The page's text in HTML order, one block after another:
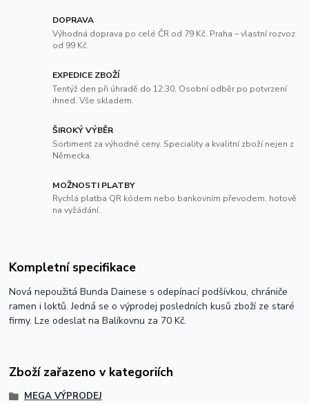
DOPRAVA
Výhodná doprava po celé ČR od 79 Kč. Praha – vlastní rozvoz
od 99 Kč.
EXPEDICE ZBOŽÍ
Tentýž den při úhradě do 12:30. Osobní odběr po potvrzení
ihned. Vše skladem.
ŠIROKÝ VÝBĚR
Sortiment za výhodné ceny. Speciality a kvalitní zboží nejen z
Německa.
MOŽNOSTI PLATBY
Rychlá platba QR kódem nebo bankovním převodem, hotově
na vyžádání.
Kompletní specifikace
Nová nepoužitá Bunda Dainese s odepínací podšívkou, chrániče
ramen i loktů. Jedná se o výprodej posledních kusů zboží ze staré
firmy. Lze odeslat na Balíkovnu za 70 Kč.
Zboží zařazeno v kategoriích
MEGA VÝPRODEJ